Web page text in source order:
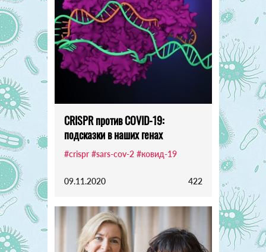
CRISPR против COVID-19:
подсказки в наших генах
#crispr #sars-cov-2 #ковид-19
09.11.2020 422